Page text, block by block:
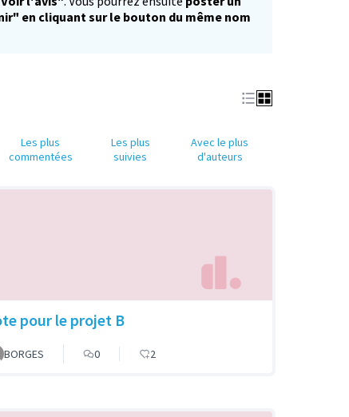
en cliquant sur le bouton du même nom
Les plus
commentées
Les plus
suivies
Avec le plus
d'auteurs
pour le projet B
BORGES 0 2